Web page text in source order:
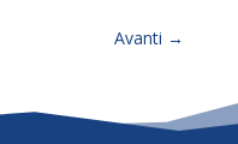
Avanti →